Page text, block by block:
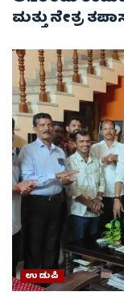
ಮತ್ತು ನೇತ್ರ
ಉಡುಪಿ